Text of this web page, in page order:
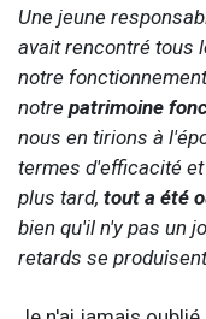
Une jeune
avait rencontré tous
notre
notre patrimoine
nous en tirions à
termes d'efficacité
plus tard, tout a été
bien qu'il n'y pas un
retards se